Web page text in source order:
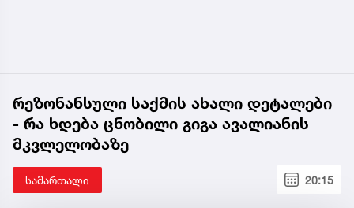
რეზონანსული საქმის ახალი დეტალები
- რა ხდება ცნობილი გიგა ავალიანის
მკვლელობაზე
სამართალი 20:15